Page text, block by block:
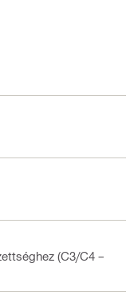
(C3/C4 –